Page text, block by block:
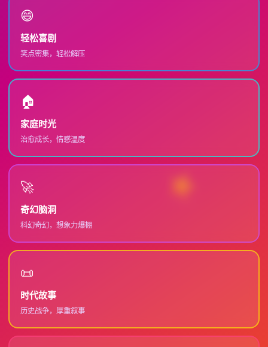
😄
轻松喜剧
笑点密集，轻松解压
🏠
家庭时光
治愈成长，情感温度
🚀
奇幻脑洞
科幻奇幻，想象力爆棚
📜
时代故事
历史战争，厚重叙事